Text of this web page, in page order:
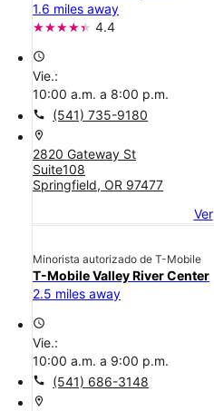
1.6 miles away
4.4
access_time
Vie.:
10:00 a.m. a 8:00 p.m.
call (541) 735-9180
location_on
2820 Gateway St
Suite108
Springfield, OR 97477
Ver
Minorista autorizado de T-Mobile
T-Mobile Valley River Center
2.5 miles away
access_time
Vie.:
10:00 a.m. a 9:00 p.m.
call (541) 686-3148
location_on